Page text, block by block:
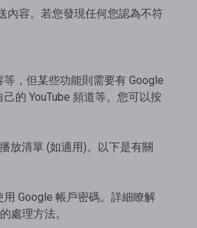
內容。若您發現任何您認為不符
，但某些功能則需要有 Google
的 YouTube 頻道等。您可以按
放清單 (如適用)。以下是有關
Google 帳戶密碼。詳細瞭解
處理方法。